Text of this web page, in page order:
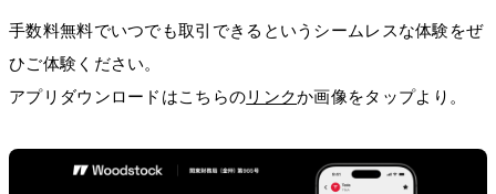
手数料無料でいつでも取引できるというシームレスな体験をぜ
ひご体験ください。
アプリダウンロードはこちらのリンクか画像をタップより。